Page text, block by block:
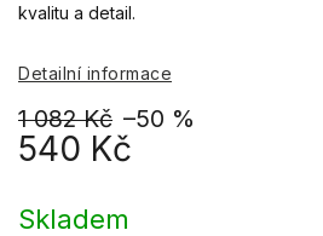
1 082 Kč –50 %
540 Kč
cena:
Skladem
kvalitu a detail.
Detailní informace